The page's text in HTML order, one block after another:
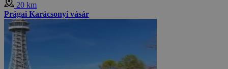
20 km
Prágai Karácsonyi vásár